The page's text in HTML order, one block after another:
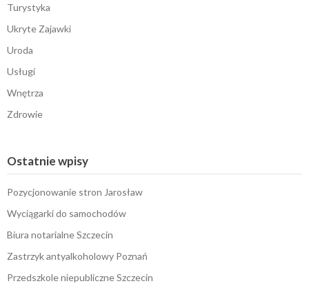
Turystyka
Ukryte Zajawki
Uroda
Usługi
Wnętrza
Zdrowie
Ostatnie wpisy
Pozycjonowanie stron Jarosław
Wyciągarki do samochodów
Biura notarialne Szczecin
Zastrzyk antyalkoholowy Poznań
Przedszkole niepubliczne Szczecin